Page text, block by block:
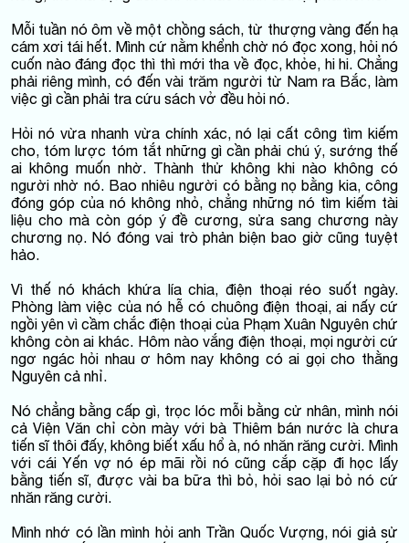
Mỗi tuần nó ôm về một chồng sách, từ thượng vàng đến hạ
cám xơi tái hết. Mình cứ nằm khểnh chờ nó đọc xong, hỏi nó
cuốn nào đáng đọc thì thì mới tha về đọc, khỏe, hi hi. Chẳng
phải riêng mình, có đến vài trăm người từ Nam ra Bắc, làm
việc gì cần phải tra cứu sách vở đều hỏi nó.
Hỏi nó vừa nhanh vừa chính xác, nó lại cất công tìm kiếm
cho, tóm lược tóm tắt những gì cần phải chú ý, sướng thế
ai không muốn nhờ. Thành thử không khi nào không có
người nhờ nó. Bao nhiêu người có bằng nọ bằng kia, công
đóng góp của nó không nhỏ, chẳng những nó tìm kiếm tài
liệu cho mà còn góp ý đề cương, sửa sang chương này
chương nọ. Nó đóng vai trò phản biện bao giờ cũng tuyệt
hảo.
Vì thế nó khách khứa lía chia, điện thoại réo suốt ngày.
Phòng làm việc của nó hễ có chuông điện thoại, ai nấy cứ
ngồi yên vì cầm chắc điện thoại của Phạm Xuân Nguyên chứ
không còn ai khác. Hôm nào vắng điện thoại, mọi người cứ
ngơ ngác hỏi nhau ơ hôm nay không có ai gọi cho thằng
Nguyên cả nhỉ.
Nó chẳng bằng cấp gì, trọc lóc mỗi bằng cử nhân, mình nói
cả Viện Văn chỉ còn mày với bà Thiêm bán nước là chưa
tiến sĩ thôi đấy, không biết xấu hổ à, nó nhăn răng cười. Mình
với cái Yến vợ nó ép mãi rồi nó cũng cắp cặp đi học lấy
bằng tiến sĩ, được vài ba bữa thì bỏ, hỏi sao lại bỏ nó cứ
nhăn răng cười.
Mình nhớ có lần mình hỏi anh Trần Quốc Vượng, nói giả sử